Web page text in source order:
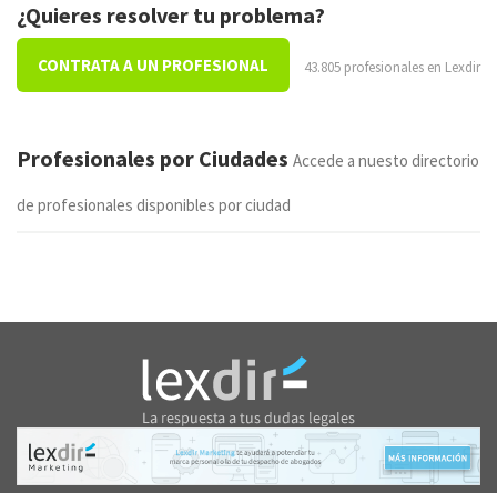
¿Quieres resolver tu problema?
CONTRATA A UN PROFESIONAL 43.805 profesionales en Lexdir
Profesionales por Ciudades Accede a nuesto directorio
de profesionales disponibles por ciudad